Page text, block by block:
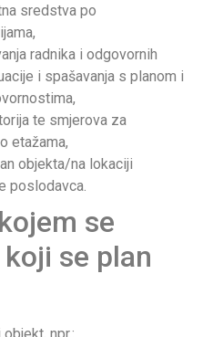
sredstva po
radnika i odgovornih
i spašavanja s planom i
te smjerova za
etažama,
objekta/na lokaciji
poslodavca.
se
se plan
npr.: